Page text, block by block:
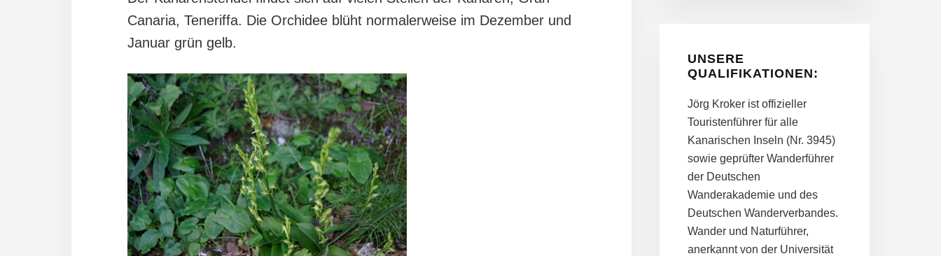
Canaria, Teneriffa. Die Orchidee blüht normalerweise im Dezember und
Januar grün gelb.
UNSERE
QUALIFIKATIONEN:
Jörg Kroker ist offizieller
Touristenführer für alle
Kanarischen Inseln (Nr. 3945)
sowie geprüfter Wanderführer
der Deutschen
Wanderakademie und des
Deutschen Wanderverbandes.
Wander und Naturführer,
anerkannt von der Universität